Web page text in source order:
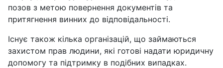
позов з метою повернення документів та
притягнення винних до відповідальності.
Існує також кілька організацій, що займаються
захистом прав людини, які готові надати юридичну
допомогу та підтримку в подібних випадках.